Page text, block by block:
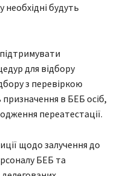
необхідні будуть
для відбору
з перевіркою
в БЕБ осіб,
переатестації.
щодо залучення до
БЕБ та